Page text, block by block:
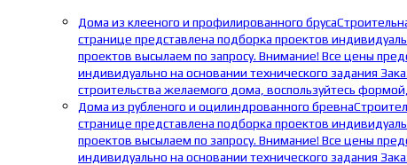
Дома из клееного и профилированного бруса
странице представлена подборка проектов
проектов высылаем по запросу. Внимание! Все цены
индивидуально на основании технического задания
строительства желаемого дома, воспользуйтесь
Дома из рубленого и оцилиндрованного бревна
странице представлена подборка проектов
проектов высылаем по запросу. Внимание! Все цены
индивидуально на основании технического задания